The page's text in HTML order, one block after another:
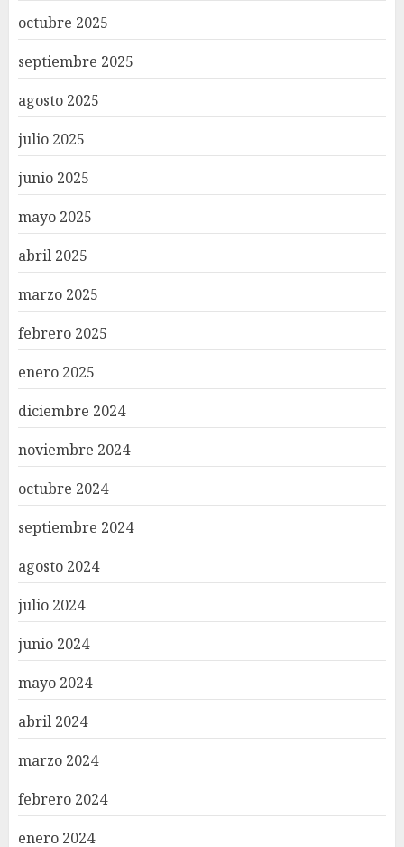
octubre 2025
septiembre 2025
agosto 2025
julio 2025
junio 2025
mayo 2025
abril 2025
marzo 2025
febrero 2025
enero 2025
diciembre 2024
noviembre 2024
octubre 2024
septiembre 2024
agosto 2024
julio 2024
junio 2024
mayo 2024
abril 2024
marzo 2024
febrero 2024
enero 2024